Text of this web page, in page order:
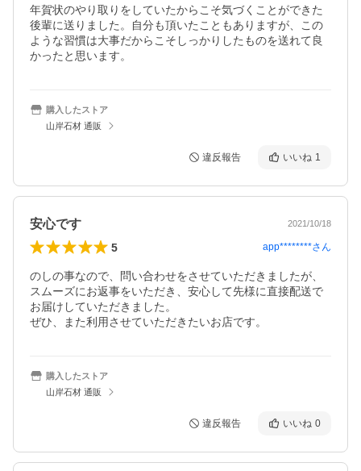
年賀状のやり取りをしていたからこそ気づくことができた
後輩に送りました。自分も頂いたこともありますが、この
ような習慣は大事だからこそしっかりしたものを送れて良
かったと思います。
購入したストア
山岸石材 通販
違反報告 いいね 1
安心です 2021/10/18
5 app********さん
のしの事なので、問い合わせをさせていただきましたが、
スムーズにお返事をいただき、安心して先様に直接配送で
お届けしていただきました。
ぜひ、また利用させていただきたいお店です。
購入したストア
山岸石材 通販
違反報告 いいね 0